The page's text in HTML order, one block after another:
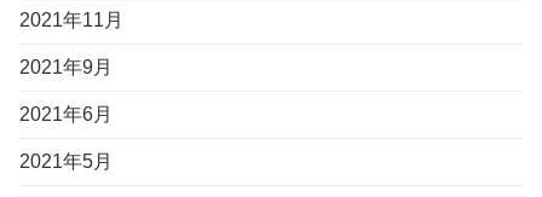
2021年11月
2021年9月
2021年6月
2021年5月